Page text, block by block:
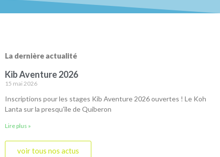
La dernière actualité
Kib Aventure 2026
15 mai 2026
Inscriptions pour les stages Kib Aventure 2026 ouvertes ! Le Koh
Lanta sur la presqu’île de Quiberon
Lire plus »
voir tous nos actus